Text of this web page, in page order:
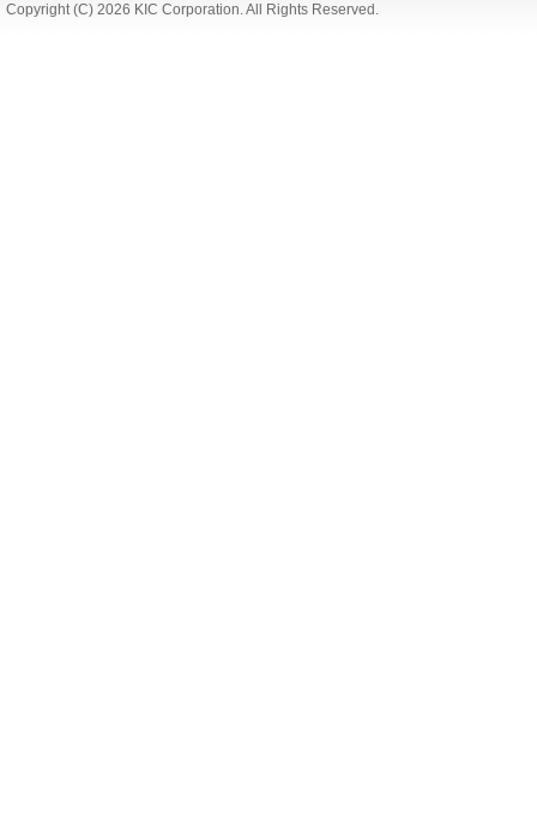
Copyright (C) 2026 KIC Corporation. All Rights Reserved.